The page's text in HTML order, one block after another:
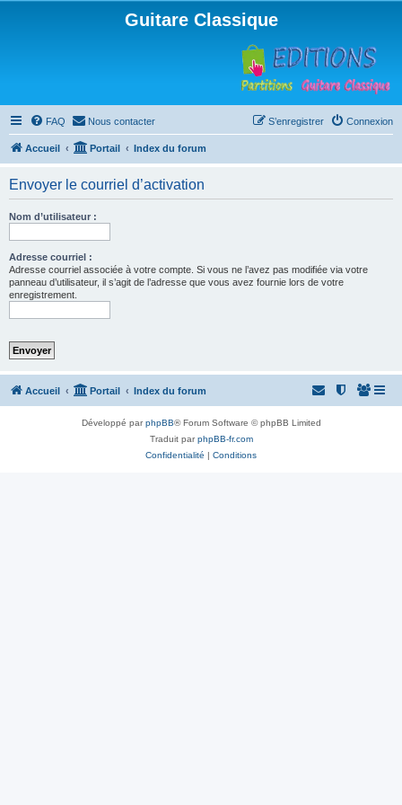
Guitare Classique
FAQ Nous contacter Connexion
S’enregistrer
Accueil Portail Index du forum
Envoyer le courriel d’activation
Nom d’utilisateur :
Adresse courriel :
Adresse courriel associée à votre compte. Si vous ne l’avez pas modifiée via votre
panneau d’utilisateur, il s’agit de l’adresse que vous avez fournie lors de votre
enregistrement.
Accueil Portail Index du forum
Développé parphpBB® Forum Software © phpBB Limited
Traduit parphpBB-fr.com
Confidentialité | Conditions